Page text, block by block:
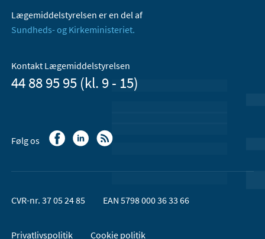
Lægemiddelstyrelsen er en del af
Sundheds- og Kirkeministeriet.
Kontakt Lægemiddelstyrelsen
44 88 95 95 (kl. 9 - 15)
Følg os
CVR-nr. 37 05 24 85 EAN 5798 000 36 33 66
Privatlivspolitik Cookie politik